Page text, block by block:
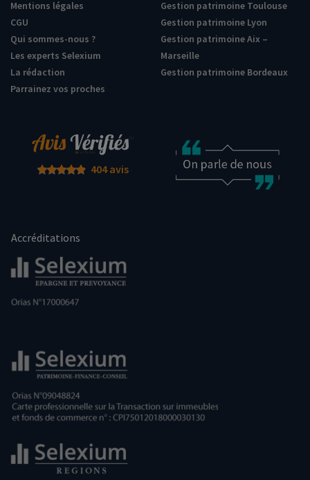
Mentions légales
CGU
Qui sommes-nous ?
Les experts Selexium
La rédaction
Parrainez vos proches
Gestion patrimoine Toulouse
Gestion patrimoine Lyon
Gestion patrimoine Aix –
Marseille
Gestion patrimoine Bordeaux
404 avis
Accréditations